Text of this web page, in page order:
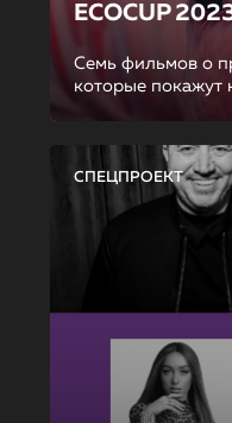
ECOCUP
Семь фильмов о
которые покажут
СПЕЦПРОЕКТ